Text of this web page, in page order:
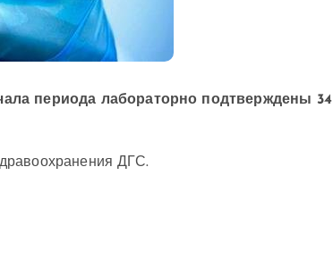
периода лабораторно подтверждены 34
ДГС.